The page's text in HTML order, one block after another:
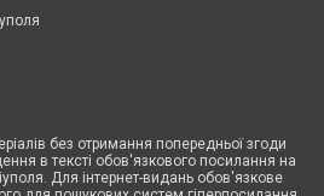
без отримання попередньої згоди
в тексті обов'язкового посилання на
Для інтернет-видань обов'язкове